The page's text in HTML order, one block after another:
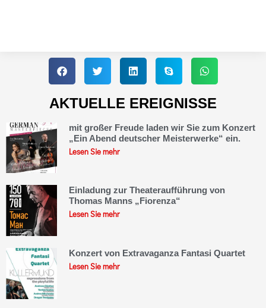
AKTUELLE EREIGNISSE
mit großer Freude laden wir Sie zum Konzert
„Ein Abend deutscher Meisterwerke“ ein.
Lesen Sie mehr
Einladung zur Theateraufführung von
Thomas Manns „Fiorenza“
Lesen Sie mehr
Konzert von Extravaganza Fantasi Quartet
Lesen Sie mehr